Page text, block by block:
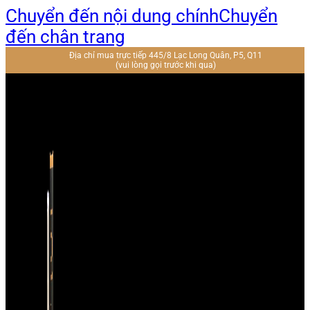
Chuyển đến nội dung chínhChuyển
đến chân trang
Địa chỉ mua trực tiếp 445/8 Lạc Long Quân, P5, Q11
(vui lòng gọi trước khi qua)